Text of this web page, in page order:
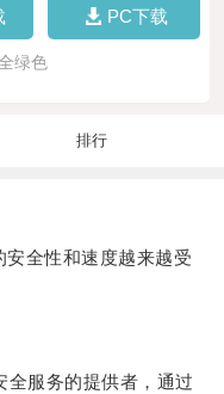
PC下载
绿色
排行
全性和速度越来越受
服务的提供者，通过